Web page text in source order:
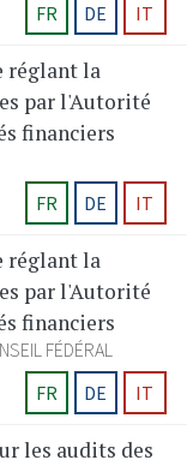
FR
DE IT
réglant la
par l'Autorité
financiers
FR
DE IT
réglant la
par l'Autorité
financiers
FÉDÉRAL
FR
DE IT
les audits des